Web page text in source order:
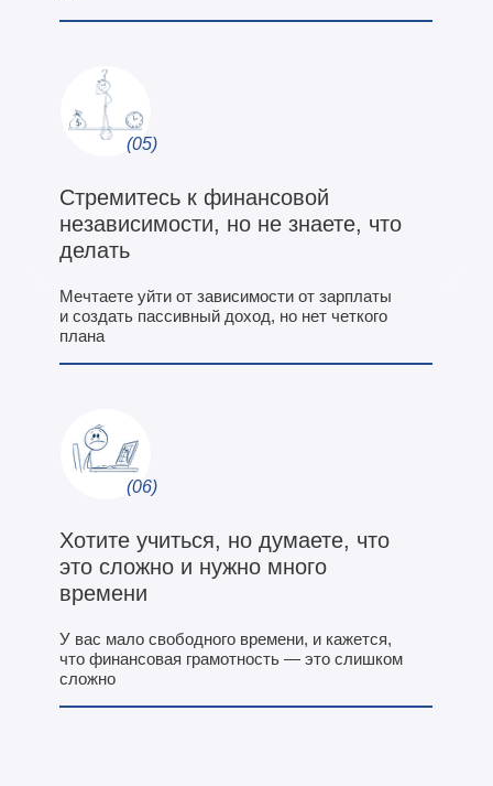
Стремитесь к финансовой
независимости, но не знаете, что
делать
Хотите учиться, но думаете, что
это сложно и нужно много
времени
Мечтаете уйти от зависимости от зарплаты
и создать пассивный доход, но нет четкого
плана
У вас мало свободного времени, и кажется,
что финансовая грамотность — это слишком
сложно
(05)
(06)